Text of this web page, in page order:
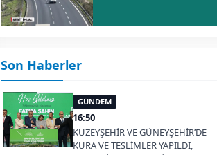
Son Haberler
GÜNDEM
16:50
KUZEYŞEHİR VE GÜNEYŞEHİR’DE
KURA VE TESLİMLER YAPILDI,